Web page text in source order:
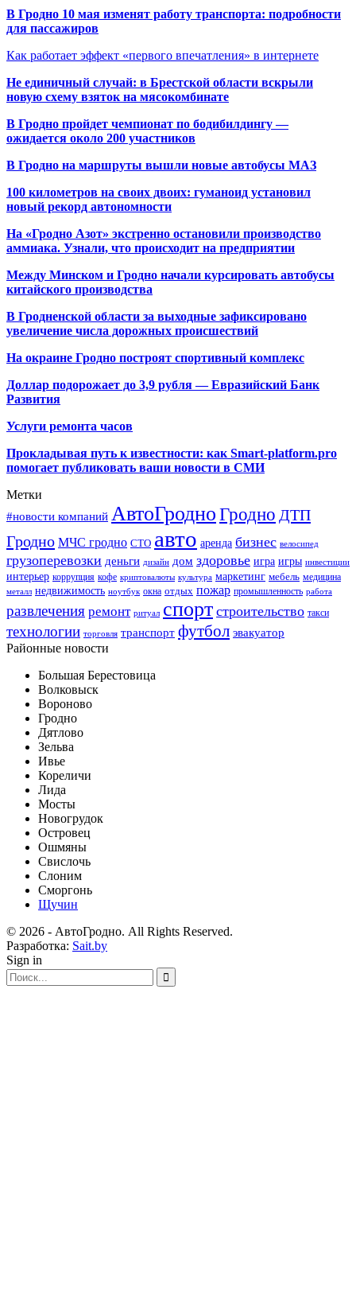
В Гродно 10 мая изменят работу транспорта: подробности
для пассажиров
Как работает эффект «первого впечатления» в интернете
Не единичный случай: в Брестской области вскрыли
новую схему взяток на мясокомбинате
В Гродно пройдет чемпионат по бодибилдингу —
ожидается около 200 участников
В Гродно на маршруты вышли новые автобусы МАЗ
100 километров на своих двоих: гуманоид установил
новый рекорд автономности
На «Гродно Азот» экстренно остановили производство
аммиака. Узнали, что происходит на предприятии
Между Минском и Гродно начали курсировать автобусы
китайского производства
В Гродненской области за выходные зафиксировано
увеличение числа дорожных происшествий
На окраине Гродно построят спортивный комплекс
Доллар подорожает до 3,9 рубля — Евразийский Банк
Развития
Услуги ремонта часов
Прокладывая путь к известности: как Smart-platform.pro
помогает публиковать ваши новости в СМИ
Метки
#новости компаний АвтоГродноГродно ДТП
Гродно МЧС гродно СТО авто аренда бизнес велосипед
грузоперевозки деньги дизайн дом здоровье игра игры инвестиции
интерьер коррупция кофе криптовалюты культура маркетинг мебель медицина
металл недвижимость ноутбук окна отдых пожар промышленность работа
развлечения ремонт ритуал спорт строительство такси
технологии торговля транспорт футбол эвакуатор
Районные новости
Большая Берестовица
Волковыск
Вороново
Гродно
Дятлово
Зельва
Ивье
Кореличи
Лида
Мосты
Новогрудок
Островец
Ошмяны
Свислочь
Слоним
Сморгонь
Щучин
© 2026 - АвтоГродно. All Rights Reserved.
Разработка: Sait.by
Sign in